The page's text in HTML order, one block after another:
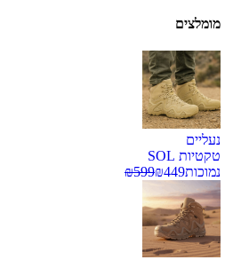
מומלצים
נעליים
טקטיות SOL
נמוכות
₪449
₪599